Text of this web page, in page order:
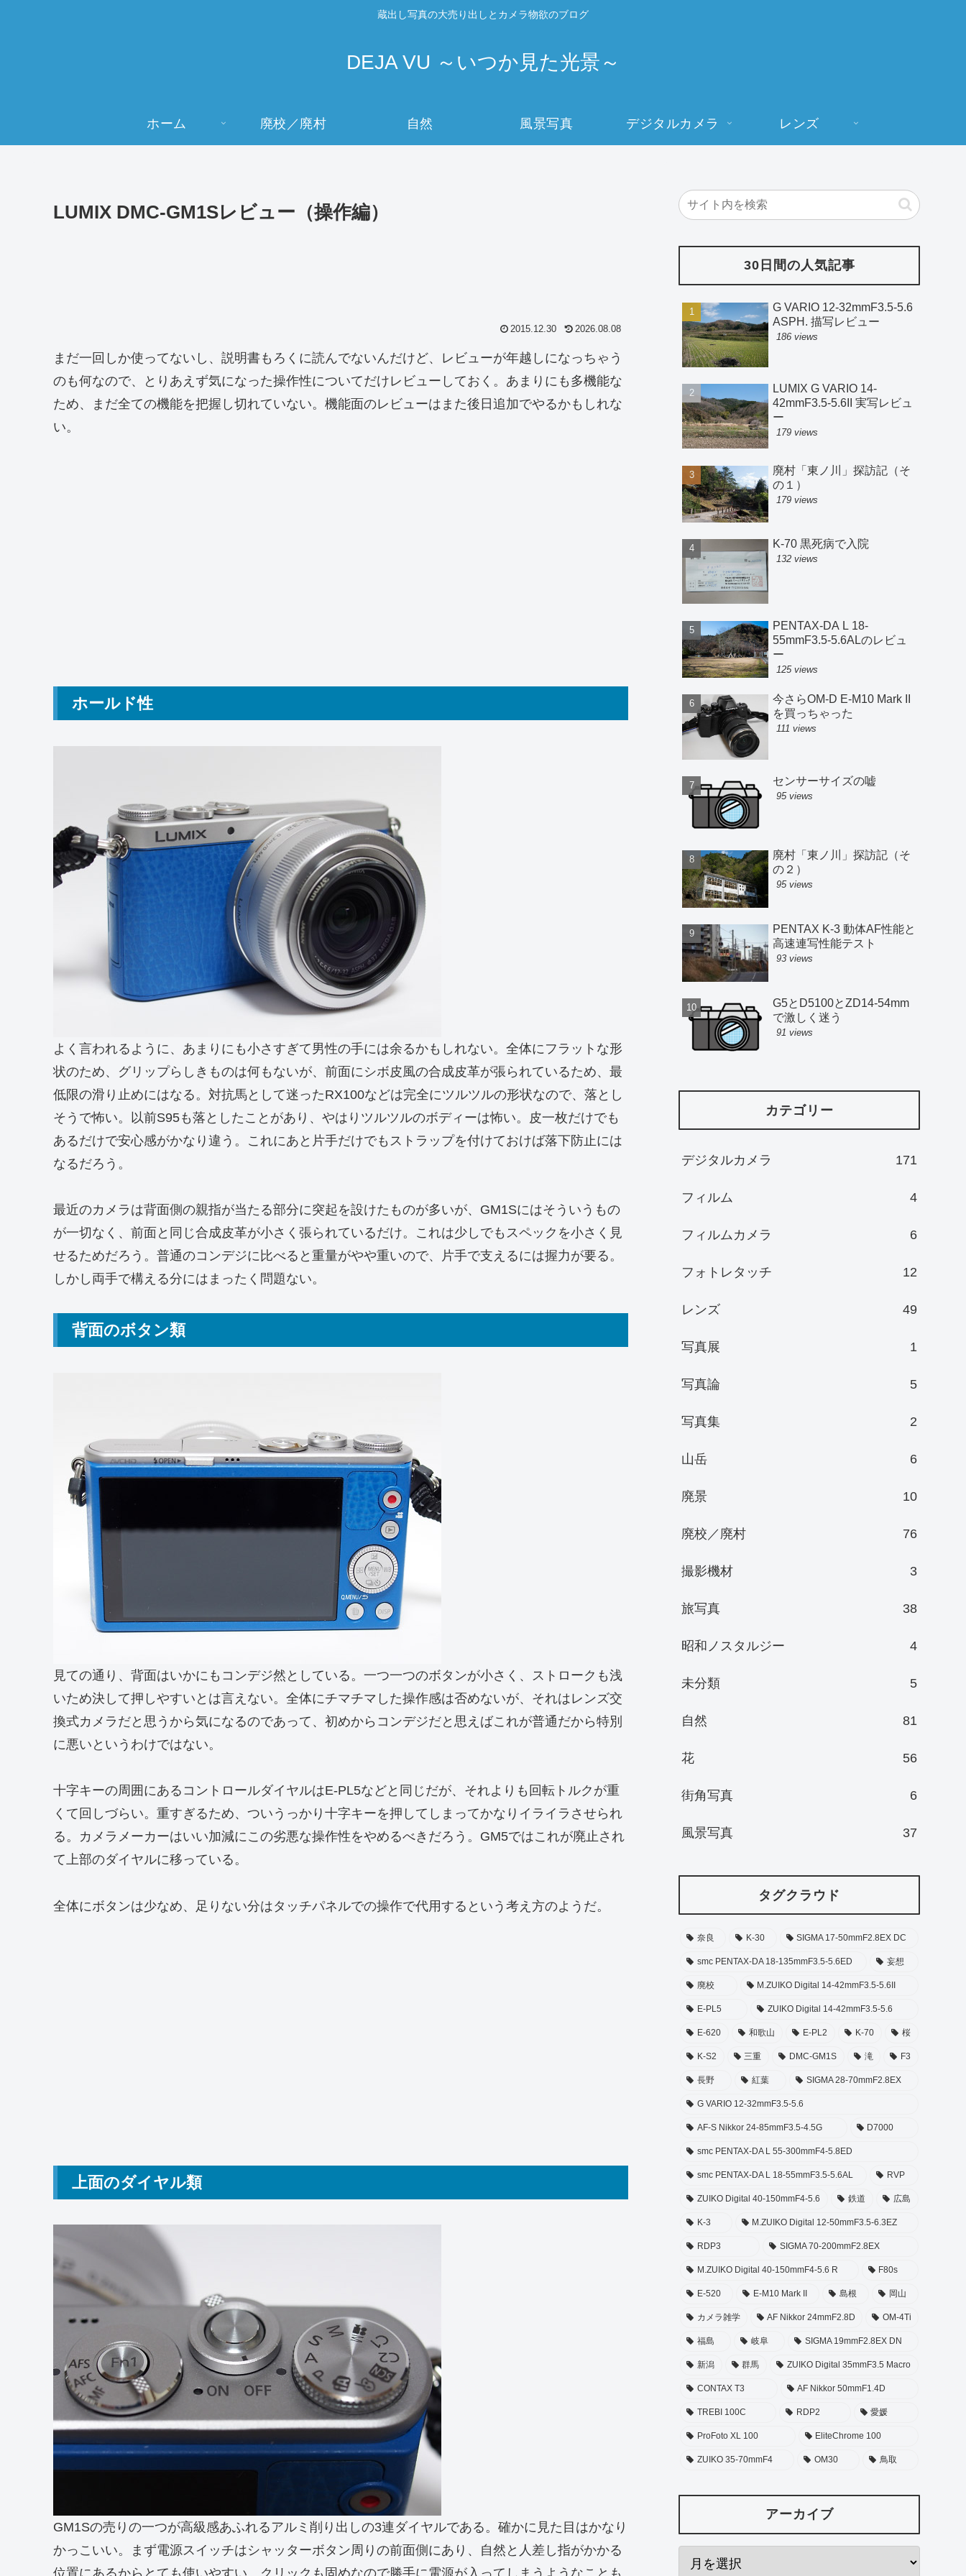
蔵出し写真の大売り出しとカメラ物欲のブログ
DEJA VU ～いつか見た光景～
ホーム 廃校／廃村 自然 風景写真 デジタルカメラ レンズ
LUMIX DMC-GM1Sレビュー（操作編）
2015.12.30 2026.08.08
まだ一回しか使ってないし、説明書もろくに読んでないんだけど、レビューが年越しになっちゃう
のも何なので、とりあえず気になった操作性についてだけレビューしておく。あまりにも多機能な
ため、まだ全ての機能を把握し切れていない。機能面のレビューはまた後日追加でやるかもしれな
い。
ホールド性
よく言われるように、あまりにも小さすぎて男性の手には余るかもしれない。全体にフラットな形
状のため、グリップらしきものは何もないが、前面にシボ皮風の合成皮革が張られているため、最
低限の滑り止めにはなる。対抗馬として迷ったRX100などは完全にツルツルの形状なので、落とし
そうで怖い。以前S95も落としたことがあり、やはりツルツルのボディーは怖い。皮一枚だけでも
あるだけで安心感がかなり違う。これにあと片手だけでもストラップを付けておけば落下防止には
なるだろう。
最近のカメラは背面側の親指が当たる部分に突起を設けたものが多いが、GM1Sにはそういうもの
が一切なく、前面と同じ合成皮革が小さく張られているだけ。これは少しでもスペックを小さく見
せるためだろう。普通のコンデジに比べると重量がやや重いので、片手で支えるには握力が要る。
しかし両手で構える分にはまったく問題ない。
背面のボタン類
見ての通り、背面はいかにもコンデジ然としている。一つ一つのボタンが小さく、ストロークも浅
いため決して押しやすいとは言えない。全体にチマチマした操作感は否めないが、それはレンズ交
換式カメラだと思うから気になるのであって、初めからコンデジだと思えばこれが普通だから特別
に悪いというわけではない。
十字キーの周囲にあるコントロールダイヤルはE-PL5などと同じだが、それよりも回転トルクが重
くて回しづらい。重すぎるため、ついうっかり十字キーを押してしまってかなりイライラさせられ
る。カメラメーカーはいい加減にこの劣悪な操作性をやめるべきだろう。GM5ではこれが廃止され
て上部のダイヤルに移っている。
全体にボタンは少なめ、足りない分はタッチパネルでの操作で代用するという考え方のようだ。
上面のダイヤル類
GM1Sの売りの一つが高級感あふれるアルミ削り出しの3連ダイヤルである。確かに見た目はかなり
かっこいい。まず電源スイッチはシャッターボタン周りの前面側にあり、自然と人差し指がかかる
30日間の人気記事
G VARIO 12-32mmF3.5-5.6
ASPH. 描写レビュー
186 views
LUMIX G VARIO 14-
42mmF3.5-5.6II 実写レビュ
ー
179 views
廃村「東ノ川」探訪記（そ
の１）
179 views
K-70 黒死病で入院
132 views
PENTAX-DA L 18-
55mmF3.5-5.6ALのレビュ
ー
125 views
今さらOM-D E-M10 Mark II
を買っちゃった
111 views
センサーサイズの嘘
95 views
廃村「東ノ川」探訪記（そ
の２）
95 views
PENTAX K-3 動体AF性能と
高速連写性能テスト
93 views
G5とD5100とZD14-54mm
で激しく迷う
91 views
カテゴリー
デジタルカメラ 171
フィルム 4
フィルムカメラ 6
フォトレタッチ 12
レンズ 49
写真展 1
写真論 5
写真集 2
山岳 6
廃景 10
廃校／廃村 76
撮影機材 3
旅写真 38
昭和ノスタルジー 4
未分類 5
自然 81
花 56
街角写真 6
風景写真 37
タグクラウド
奈良 K-30 SIGMA 17-50mmF2.8EX DC
smc PENTAX-DA 18-135mmF3.5-5.6ED 妄想
廃校 M.ZUIKO Digital 14-42mmF3.5-5.6II
E-PL5 ZUIKO Digital 14-42mmF3.5-5.6
E-620 和歌山 E-PL2 K-70 桜
K-S2 三重 DMC-GM1S 滝 F3
長野 紅葉 SIGMA 28-70mmF2.8EX
G VARIO 12-32mmF3.5-5.6
AF-S Nikkor 24-85mmF3.5-4.5G D7000
smc PENTAX-DA L 55-300mmF4-5.8ED
smc PENTAX-DA L 18-55mmF3.5-5.6AL RVP
ZUIKO Digital 40-150mmF4-5.6 鉄道 広島
K-3 M.ZUIKO Digital 12-50mmF3.5-6.3EZ
RDP3 SIGMA 70-200mmF2.8EX
M.ZUIKO Digital 40-150mmF4-5.6 R F80s
E-520 E-M10 Mark II 島根 岡山
カメラ雑学 AF Nikkor 24mmF2.8D OM-4Ti
福島 岐阜 SIGMA 19mmF2.8EX DN
新潟 群馬 ZUIKO Digital 35mmF3.5 Macro
CONTAX T3 AF Nikkor 50mmF1.4D
TREBI 100C RDP2 愛媛
ProFoto XL 100 EliteChrome 100
ZUIKO 35-70mmF4 OM30 鳥取
アーカイブ